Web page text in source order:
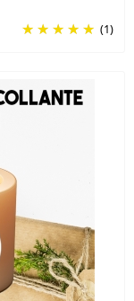
(1)